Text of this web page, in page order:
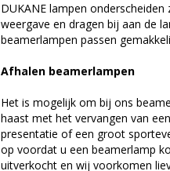
DUKANE lampen
weergave en dragen bij aan de
beamerlampen passen
Afhalen beamerlampen
Het is mogelijk om bij ons
haast met het vervangen van
presentatie of een groot
op voordat u een beamerlamp
uitverkocht en wij voorkomen